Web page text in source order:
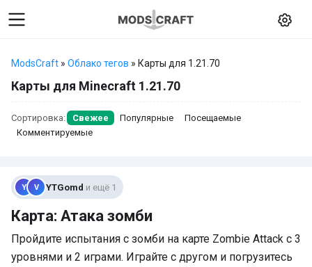
ModsCraft » Облако тегов » Карты для 1.21.70
Карты для Minecraft 1.21.70
Сортировка: Свежее Популярные
Посещаемые
Комментируемые
Y V YTGomd и ещё 1
Карта: Атака зомби
Пройдите испытания с зомби на карте Zombie Attack с 3
уровнями и 2 играми. Играйте с другом и погрузитесь